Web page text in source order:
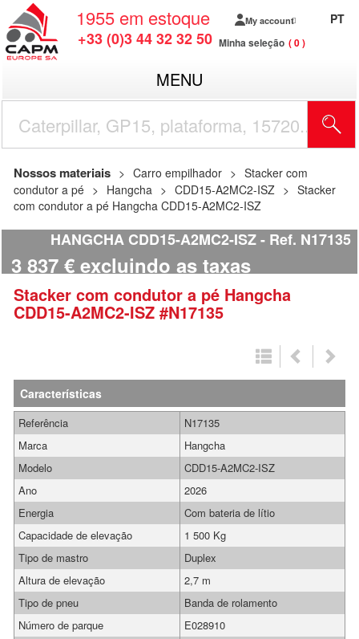
1955 em estoque
+33 (0)3 44 32 32 50
My account
Minha seleção 0
PT
MENU
Nossos materiais Carro empilhador
Stacker com
condutor a pé
Hangcha CDD15-A2MC2-ISZ
Stacker
com condutor a pé Hangcha CDD15-A2MC2-ISZ
HANGCHA CDD15-A2MC2-ISZ Ref. N17135
3 837 € excluindo as taxas
Stacker com condutor a pé Hangcha
CDD15-A2MC2-ISZ #N17135
Características
Referência
N17135
Marca
Hangcha
Modelo
CDD15-A2MC2-ISZ
Ano
2026
Energia
Com bateria de lítio
Capacidade de elevação
1 500 Kg
Tipo de mastro
Duplex
Altura de elevação
2,7 m
Tipo de pneu
Banda de rolamento
Número de parque
E028910